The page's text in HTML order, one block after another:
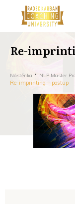
Re-
Nástěnka NLP Master
Re-imprinting – postup